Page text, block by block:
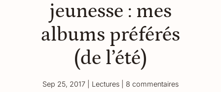
jeunesse : mes
albums préférés
(de l’été)
Sep 25, 2017| Lectures| 8 commentaires